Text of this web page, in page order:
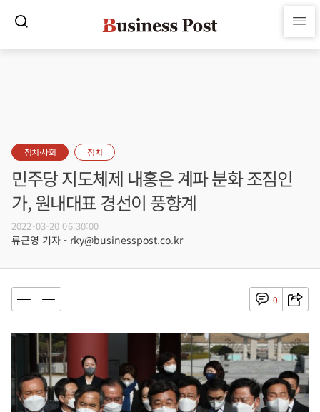
정치·사회 정치
민주당 지도체제 내홍은 계파 분화 조짐인
가, 원내대표 경선이 풍향계
2022-03-20 06:30:00
류근영 기자 - rky@businesspost.co.kr
0